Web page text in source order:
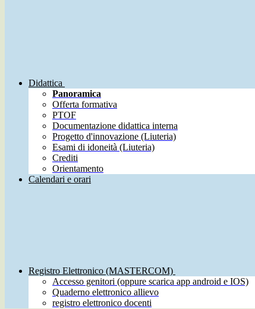
Didattica
Panoramica
Offerta formativa
PTOF
Documentazione didattica interna
Progetto d'innovazione (Liuteria)
Esami di idoneità (Liuteria)
Crediti
Orientamento
Calendari e orari
Registro Elettronico (MASTERCOM)
Accesso genitori (oppure scarica app android e IOS)
Quaderno elettronico allievo
registro elettronico docenti